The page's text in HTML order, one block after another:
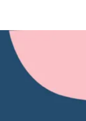
vocale
Mathias